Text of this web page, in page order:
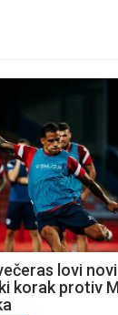
lovi novi
korak protiv